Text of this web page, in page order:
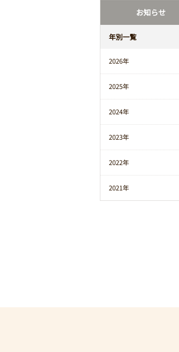
お知らせ
年別一覧
2026年
2025年
2024年
2023年
2022年
2021年